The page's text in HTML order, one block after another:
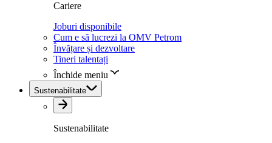
Cariere
Joburi disponibile
Cum e să lucrezi la OMV Petrom
Învățare și dezvoltare
Tineri talentați
Închide meniu
Sustenabilitate
Sustenabilitate